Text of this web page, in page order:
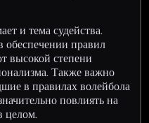
и тема судейства.
правил
высокой степени
Также важно
в правилах волейбола
повлиять на
целом.